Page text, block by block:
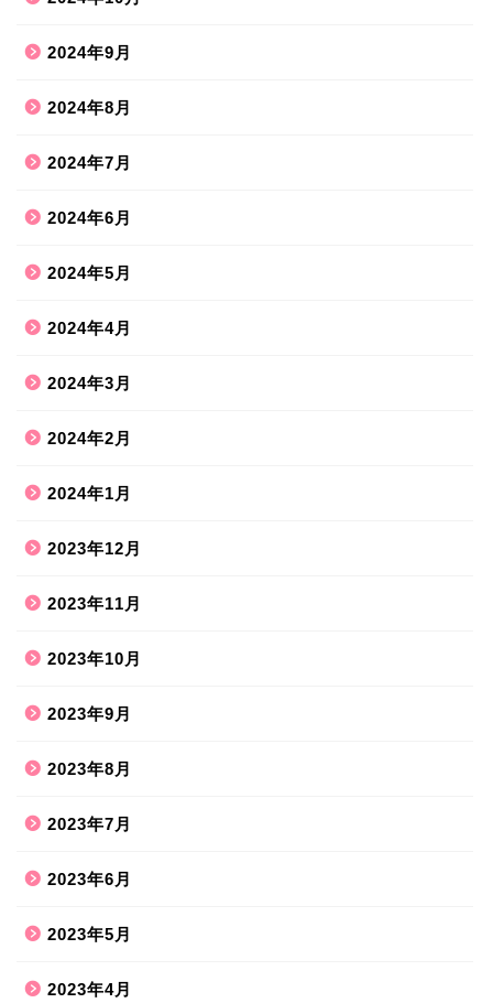
2024年9月
2024年8月
2024年7月
2024年6月
2024年5月
2024年4月
2024年3月
2024年2月
2024年1月
2023年12月
2023年11月
2023年10月
2023年9月
2023年8月
2023年7月
2023年6月
2023年5月
2023年4月